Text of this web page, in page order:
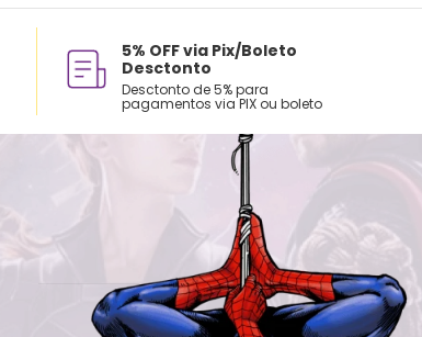
para uso escolar e recreativo.
5% OFF via Pix/Boleto
Desctonto
Desctonto de 5% para
pagamentos via PIX ou boleto